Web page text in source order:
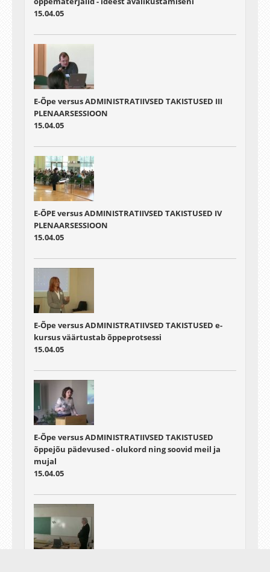
15.04.05
E-Õpe versus ADMINISTRATIIVSED TAKISTUSED III
PLENAARSESSIOON
15.04.05
E-ÕPE versus ADMINISTRATIIVSED TAKISTUSED IV
PLENAARSESSIOON
15.04.05
E-Õpe versus ADMINISTRATIIVSED TAKISTUSED e-
kursus väärtustab õppeprotsessi
15.04.05
E-Õpe versus ADMINISTRATIIVSED TAKISTUSED
õppejõu pädevused - olukord ning soovid meil ja
mujal
15.04.05